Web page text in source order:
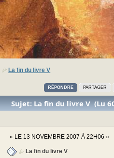
La fin du livre V
RÉPONDRE PARTAGER
Sujet: La fin du livre V (Lu
« LE 13 NOVEMBRE 2007 À 22H06 »
La fin du livre V